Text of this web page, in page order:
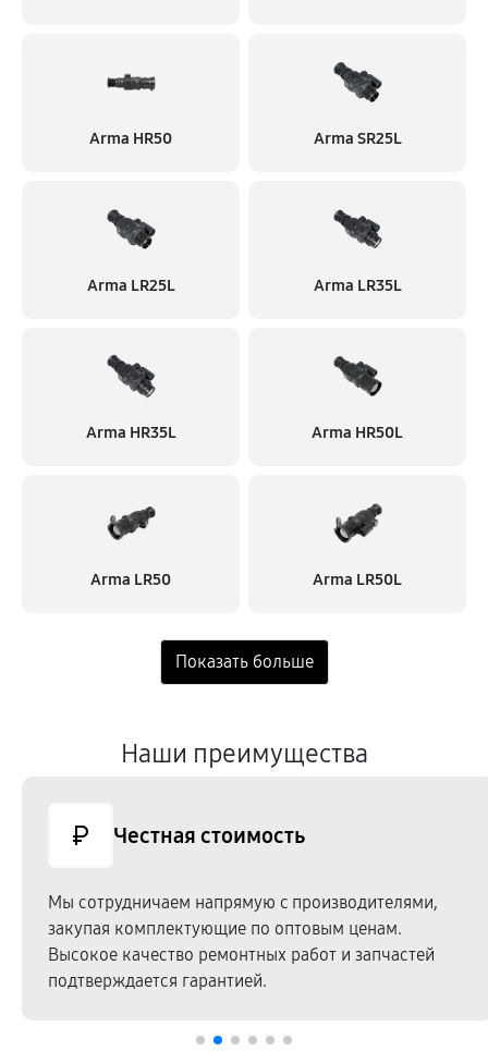
Arma HR50 Arma SR25L
Arma LR25L Arma LR35L
Arma HR35L Arma HR50L
Arma LR50 Arma LR50L
Наши преимущества
Честная стоимость
Мы сотрудничаем напрямую c производителями,
закупая комплектующие по оптовым ценам.
Высокое качество ремонтных работ и запчастей
подтверждается гарантией.